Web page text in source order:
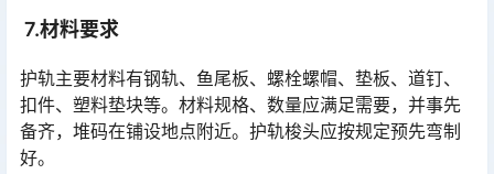
7.材料要求
护轨主要材料有钢轨、鱼尾板、螺栓螺帽、垫板、道钉、
扣件、塑料垫块等。材料规格、数量应满足需要，并事先
备齐，堆码在铺设地点附近。护轨梭头应按规定预先弯制
好。